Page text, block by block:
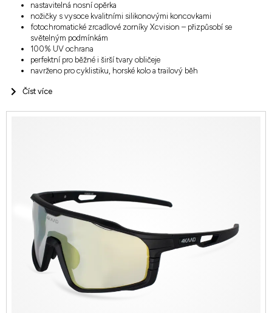
nastavitelná nosní opěrka
nožičky s vysoce kvalitními silikonovými koncovkami
fotochromatické zrcadlové zorníky Xcvision – přizpůsobí se
světelným podmínkám
100% UV ochrana
perfektní pro běžné i širší tvary obličeje
navrženo pro cyklistiku, horské kolo a trailový běh
Číst více